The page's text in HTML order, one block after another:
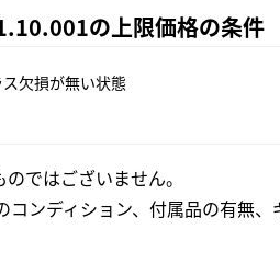
の上限価格の条件
欠損が無い状態
ではございません。
ンディション、付属品の有無